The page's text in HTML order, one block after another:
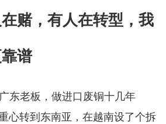
赌，有人在转型，我
谱
东老板，做进口废铜十几年
心转到东南亚，在越南设了个拆